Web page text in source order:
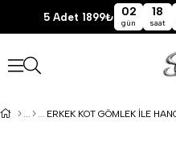
5 Adet 1899₺ 02
gün
18
saat
ERKEK KOT GÖMLEK ILE